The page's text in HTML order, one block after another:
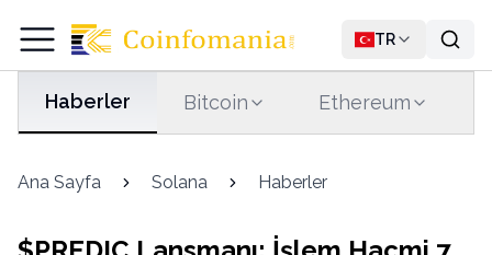
TR
Haberler Bitcoin Ethereum
Ana Sayfa Solana Haberler